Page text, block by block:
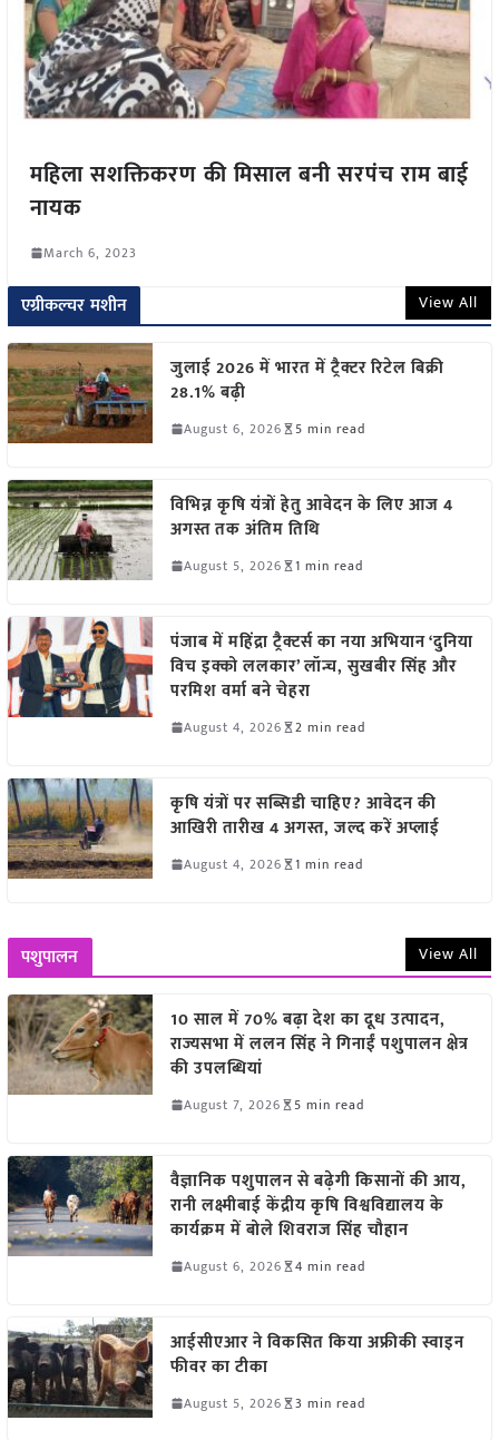
महिला सशक्तिकरण की मिसाल बनी सरपंच राम बाई
नायक
March 6, 2023
एग्रीकल्चर मशीन View All
जुलाई 2026 में भारत में ट्रैक्टर रिटेल बिक्री
28.1% बढ़ी
August 6, 2026 5 min read
विभिन्न कृषि यंत्रों हेतु आवेदन के लिए आज 4
अगस्त तक अंतिम तिथि
August 5, 2026 1 min read
पंजाब में महिंद्रा ट्रैक्टर्स का नया अभियान ‘दुनिया
विच इक्को ललकार’ लॉन्च, सुखबीर सिंह और
परमिश वर्मा बने चेहरा
August 4, 2026 2 min read
कृषि यंत्रों पर सब्सिडी चाहिए? आवेदन की
आखिरी तारीख 4 अगस्त, जल्द करें अप्लाई
August 4, 2026 1 min read
पशुपालन View All
10 साल में 70% बढ़ा देश का दूध उत्पादन,
राज्यसभा में ललन सिंह ने गिनाईं पशुपालन क्षेत्र
की उपलब्धियां
August 7, 2026 5 min read
वैज्ञानिक पशुपालन से बढ़ेगी किसानों की आय,
रानी लक्ष्मीबाई केंद्रीय कृषि विश्वविद्यालय के
कार्यक्रम में बोले शिवराज सिंह चौहान
August 6, 2026 4 min read
आईसीएआर ने विकसित किया अफ्रीकी स्वाइन
फीवर का टीका
August 5, 2026 3 min read